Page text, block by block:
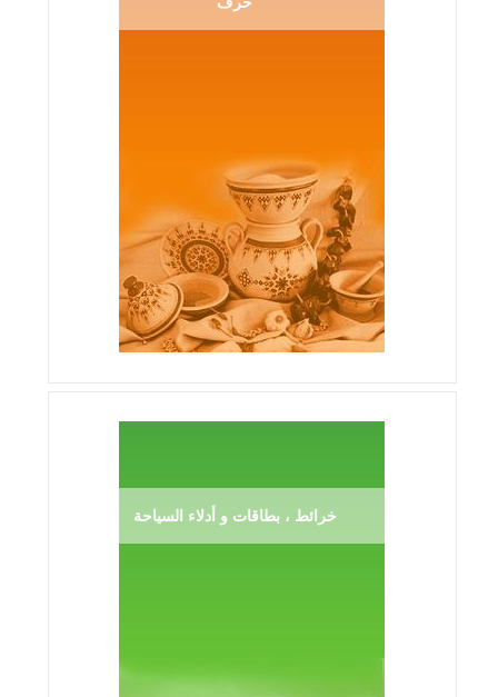
خرائط ، بطاقات و أدلاء السياحة